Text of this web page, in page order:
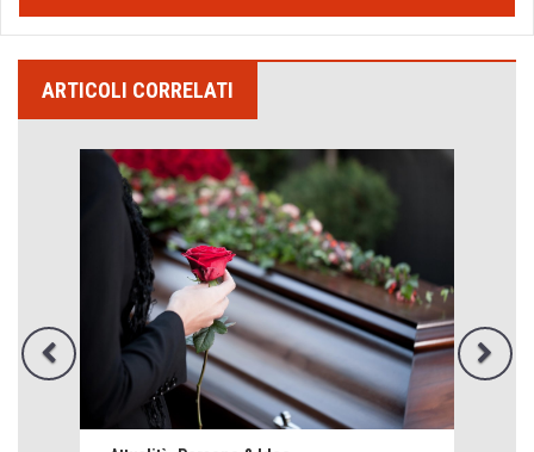
ARTICOLI CORRELATI
Emilio Isgrò, il cancellatore
ARTE militante